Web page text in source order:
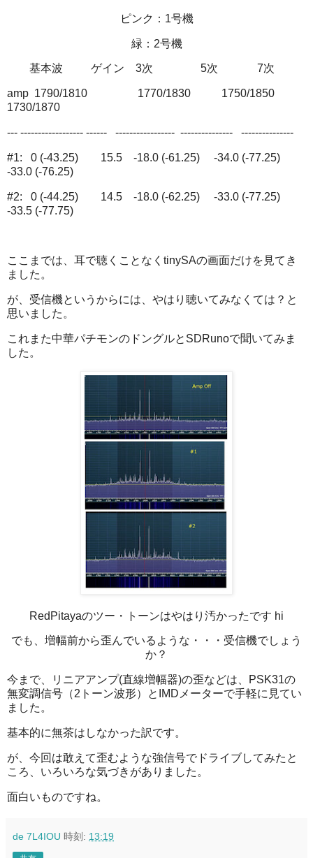
ピンク：1号機
緑：2号機
基本波 ゲイン 3次 5次 7次
amp 1790/1810 1770/1830 1750/1850
1730/1870
--- ------------------ ------ ----------------- --------------- ---------------
#1: 0 (-43.25) 15.5 -18.0 (-61.25) -34.0 (-77.25)
-33.0 (-76.25)
#2: 0 (-44.25) 14.5 -18.0 (-62.25) -33.0 (-77.25)
-33.5 (-77.75)
ここまでは、耳で聴くことなくtinySAの画面だけを見てき
ました。
が、受信機というからには、やはり聴いてみなくては？と
思いました。
これまた中華パチモンのドングルとSDRunoで聞いてみま
した。
RedPitayaのツー・トーンはやはり汚かったです hi
でも、増幅前から歪んでいるような・・・受信機でしょう
か？
今まで、リニアアンプ(直線増幅器)の歪などは、PSK31の
無変調信号（2トーン波形）とIMDメーターで手軽に見てい
ました。
基本的に無茶はしなかった訳です。
が、今回は敢えて歪むような強信号でドライブしてみたと
ころ、いろいろな気づきがありました。
面白いものですね。
de 7L4IOU 時刻: 13:19